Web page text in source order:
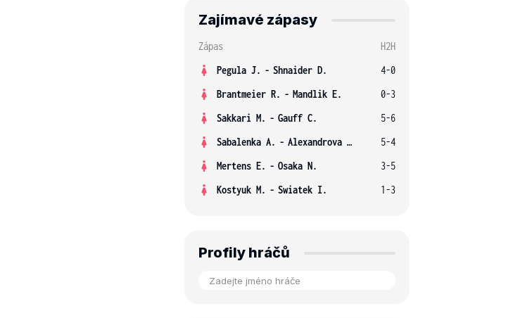
Zajímavé zápasy
Zápas
H2H
Pegula J. - Shnaider D.
4-0
Brantmeier R. - Mandlik E.
0-3
Sakkari M. - Gauff C.
5-6
Sabalenka A. - Alexandrova E.
5-4
Mertens E. - Osaka N.
3-5
Kostyuk M. - Swiatek I. 1-3
Profily hráčů